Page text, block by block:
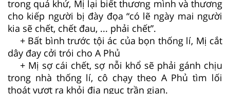
trong quá khứ, Mị lại biết thương mình và thương
cho kiếp người bị đày đọa “có lẽ ngày mai người
kia sẽ chết, chết đau, ... phải chết”.
+ Bất bình trước tội ác của bọn thống lí, Mị cắt
dây đay cởi trói cho A Phủ
+ Mị sợ cái chết, sợ nỗi khổ sẽ phải gánh chịu
trong nhà thống lí, cô chạy theo A Phủ tìm lối
thoát vượt ra khỏi địa ngục trần gian.